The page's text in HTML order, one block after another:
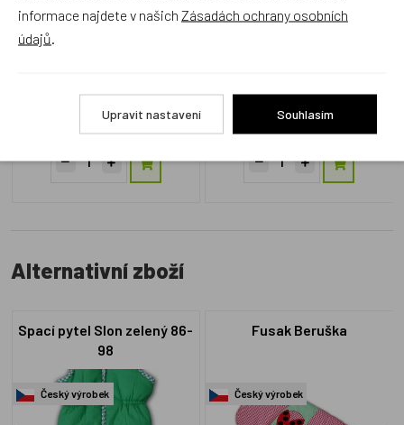
Skladem 4 ks
849 Kč
Skladem 1 ks
Alternativní zboží
Spací pytel Slon zelený 86-
98
Český výrobek
Fusak Beruška
Český výrobek
informace najdete v našich Zásadách ochrany osobních
údajů
Upravit nastavení Souhlasím